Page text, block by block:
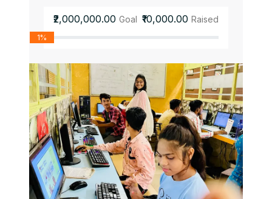
₹2,000,000.00 Goal ₹10,000.00 Raised
1%